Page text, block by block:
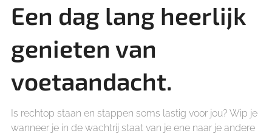
Een dag lang heerlijk
genieten van
voetaandacht.
Is rechtop staan en stappen soms lastig voor jou? Wip je
wanneer je in de wachtrij staat van je ene naar je andere